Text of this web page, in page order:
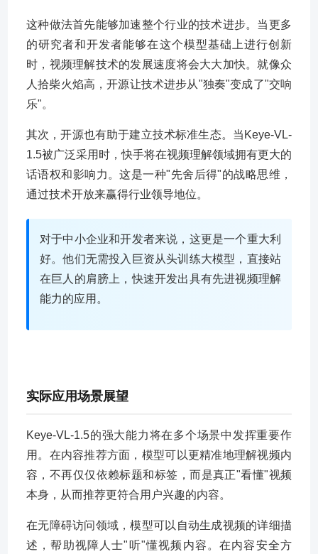
这种做法首先能够加速整个行业的技术进步。当更多
的研究者和开发者能够在这个模型基础上进行创新
时，视频理解技术的发展速度将会大大加快。就像众
人拾柴火焰高，开源让技术进步从"独奏"变成了"交响
乐"。
其次，开源也有助于建立技术标准生态。当Keye-VL-
1.5被广泛采用时，快手将在视频理解领域拥有更大的
话语权和影响力。这是一种"先舍后得"的战略思维，
通过技术开放来赢得行业领导地位。
对于中小企业和开发者来说，这更是一个重大利
好。他们无需投入巨资从头训练大模型，直接站
在巨人的肩膀上，快速开发出具有先进视频理解
能力的应用。
实际应用场景展望
Keye-VL-1.5的强大能力将在多个场景中发挥重要作
用。在内容推荐方面，模型可以更精准地理解视频内
容，不再仅仅依赖标题和标签，而是真正"看懂"视频
本身，从而推荐更符合用户兴趣的内容。
在无障碍访问领域，模型可以自动生成视频的详细描
述，帮助视障人士"听"懂视频内容。在内容安全方